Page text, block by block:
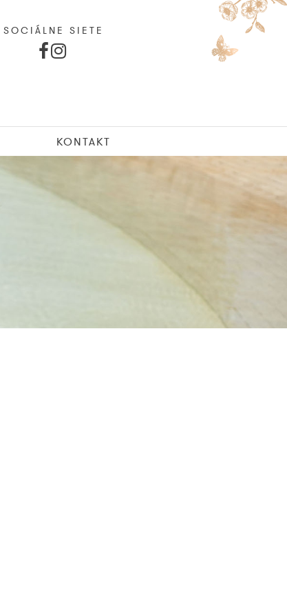
SOCIÁLNE SIETE
KONTAKT